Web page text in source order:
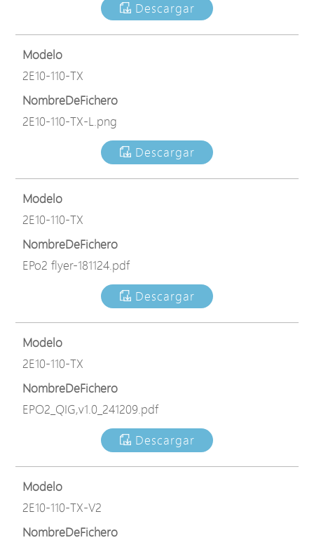
Descargar
Modelo
2E10-110-TX
NombreDeFichero
2E10-110-TX-L.png
Descargar
Modelo
2E10-110-TX
NombreDeFichero
EPo2 flyer-181124.pdf
Descargar
Modelo
2E10-110-TX
NombreDeFichero
EPO2_QIG,v1.0_241209.pdf
Descargar
Modelo
2E10-110-TX-V2
NombreDeFichero